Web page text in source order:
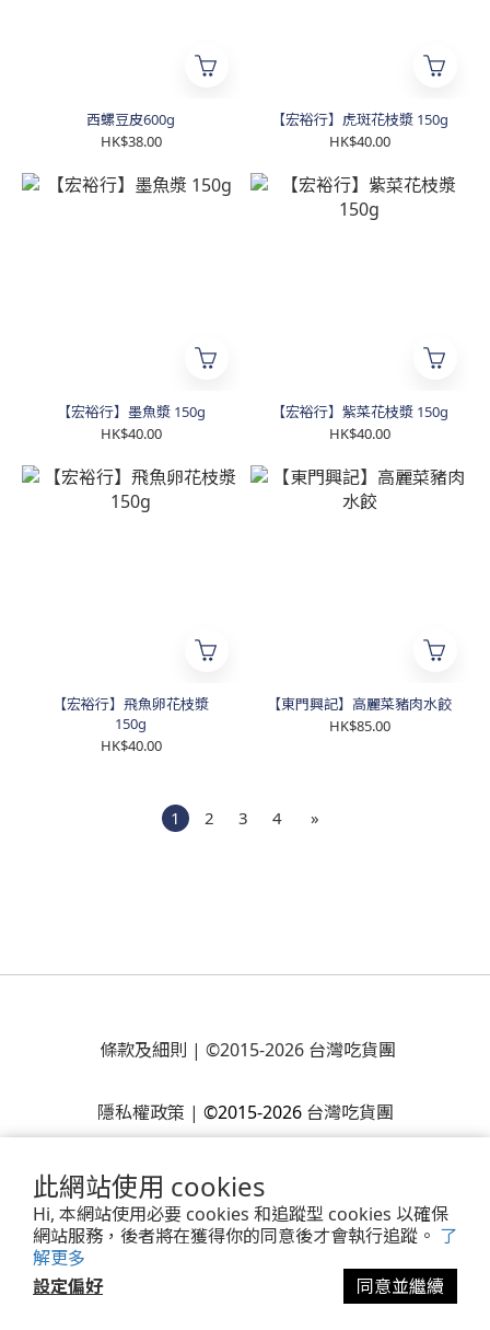
此網站使用 cookies
Hi, 本網站使用必要 cookies 和追蹤型 cookies 以確保
網站服務，後者將在獲得你的同意後才會執行追蹤。 了
解更多
設定偏好
同意並繼續
西螺豆皮600g
HK$38.00
【宏裕行】虎斑花枝漿 150g
HK$40.00
【宏裕行】墨魚漿 150g
HK$40.00
【宏裕行】紫菜花枝漿 150g
HK$40.00
【宏裕行】飛魚卵花枝漿
150g
HK$40.00
【東門興記】高麗菜豬肉水餃
HK$85.00
1 2 3 4 »
條款及細則 | ©2015-2026 台灣吃貨團
隱私權政策 | ©2015-2026台灣吃貨團
SHOPLINE Payments